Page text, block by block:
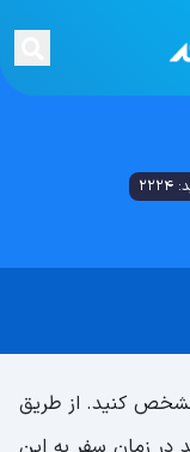
مشخص کنید. از طریق